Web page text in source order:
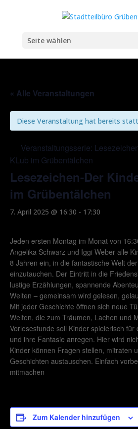
Seite wählen
« Alle Veranstaltungen
Diese Veranstaltung hat bereits
Veranstaltungsserie:
KLub im Grübentälchen
Lesezeichen-Der
im Grübentälchen
7. April 2025 @ 16:30 - 17:30
Jeden ersten Montag im Monat von
Angelika Schwarz und Iggi Weber alle
8 Jahren ein, in die fantastische Welt
einzutauchen. Der Eintritt in die
lustige Erzählungen, spannende
Welten – gemeinsam wird gelesen,
Mit jeder Geschichte öffnen sich neue
Welten, die zum Träumen, Lachen und
Vorlesestunde soll Kinder spielerisch für
und ihre Fantasie anregen. Hier wird
Kinder können Fragen stellen, mitraten
Geschichten austauschen. Einfach
mitmachen
Zum Kalender hinzufügen